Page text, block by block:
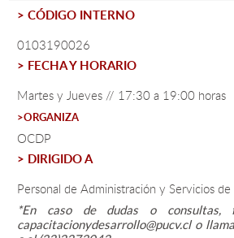
PUCV Internacional
Vinculación con el Medio
Admisión
Pregrado
Formación Continua
> CÓDIGO INTERNO
0103190026
> FECHA Y HORARIO
Martes y Jueves // 17:30 a 19:00 horas
>ORGANIZA
OCDP
> DIRIGIDO A
Personal de Administración y Servicios
*En caso de dudas o consultas,
capacitacionydesarrollo@pucv.cl o